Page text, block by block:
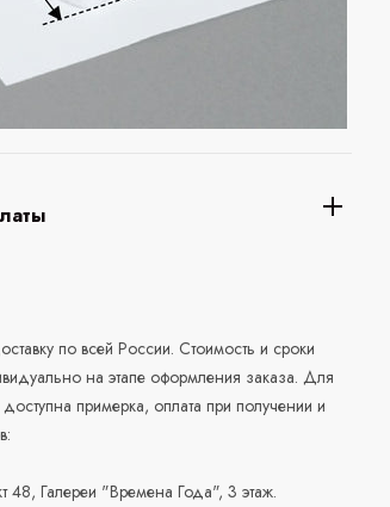
по всей России. Стоимость и сроки
на этапе оформления заказа. Для
примерка, оплата при получении и
48, Галереи "Времена Года", 3 этаж.